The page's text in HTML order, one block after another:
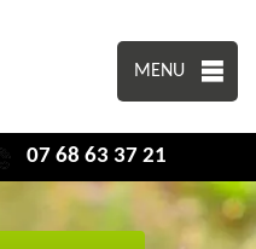
MENU
07 68 63 37 21